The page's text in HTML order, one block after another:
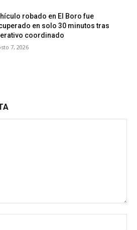
robado en El Boro fue
en solo 30 minutos tras
coordinado
7, 2026